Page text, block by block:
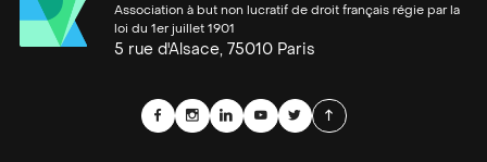
Association à but non lucratif de droit français régie par la
loi du 1er juillet 1901
5 rue d'Alsace, 75010 Paris